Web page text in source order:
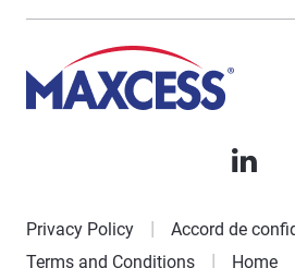
Privacy Policy
Accord de
Terms and Conditions
Home